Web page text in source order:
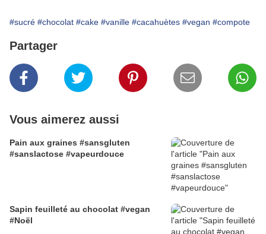
#sucré #chocolat #cake #vanille #cacahuètes #vegan #compote
Partager
Vous aimerez aussi
Pain aux graines #sansgluten
#sanslactose #vapeurdouce
Sapin feuilleté au chocolat #vegan
#Noël